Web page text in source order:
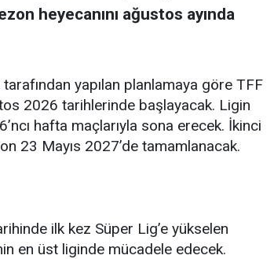
heyecanını ağustos ayında
yapılan planlamaya göre TFF
2026 tarihlerinde başlayacak. Ligin
hafta maçlarıyla sona erecek. İkinci
23 Mayıs 2027’de tamamlanacak.
ilk kez Süper Lig’e yükselen
en üst liginde mücadele edecek.